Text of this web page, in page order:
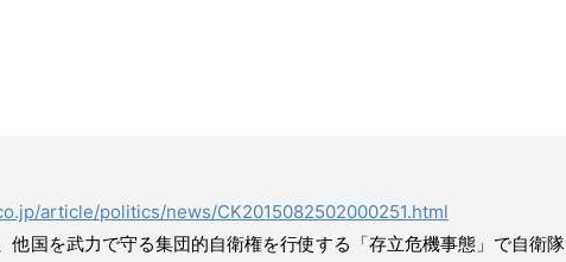
article/politics/news/CK2015082502000251.html
他国を武力で守る集団的自衛権を行使する「存立危機事態」で自衛隊